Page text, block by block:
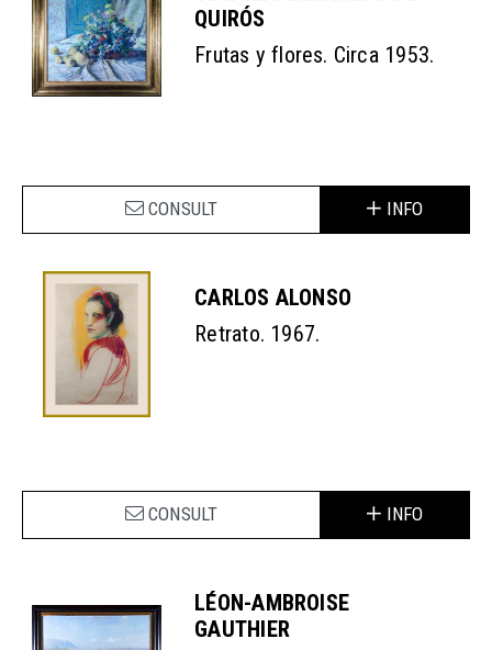
QUIRÓS
Frutas y flores. Circa 1953.
CONSULT INFO
CARLOS ALONSO
Retrato. 1967.
CONSULT INFO
LÉON-AMBROISE
GAUTHIER